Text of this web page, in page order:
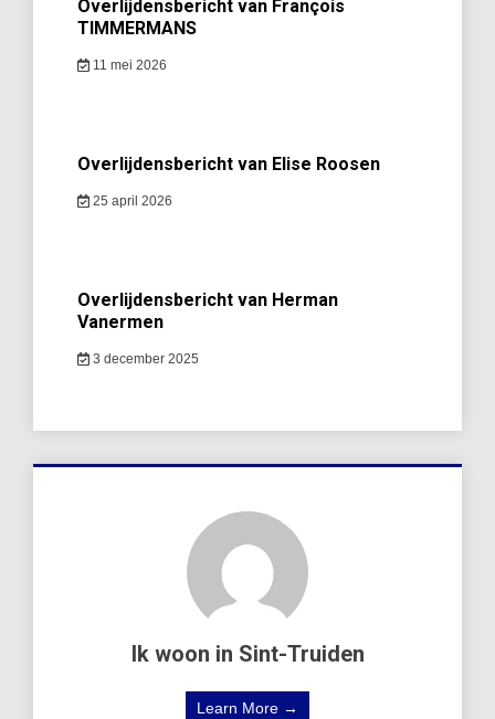
Overlijdensbericht van François
TIMMERMANS
11 mei 2026
Overlijdensbericht van Elise Roosen
25 april 2026
Overlijdensbericht van Herman
Vanermen
3 december 2025
Ik woon in Sint-Truiden
Learn More →